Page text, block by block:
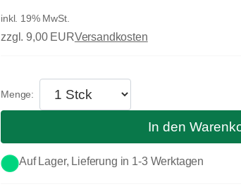
inkl. 19% MwSt.
zzgl. 9,00 EURVersandkosten
Auf Lager, Lieferung in 1-3 Werktagen
In den